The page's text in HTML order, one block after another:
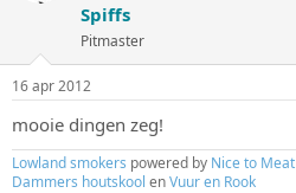
Spiffs
Pitmaster
16 apr 2012
mooie dingen zeg!
Lowland smokers powered by Nice to Meat
Dammers houtskool enVuur en Rook